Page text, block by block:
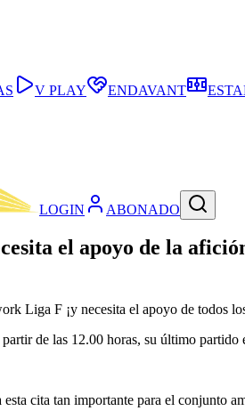
LOGIN ABONADO
V PLAY ENDAVANT
el apoyo de la
Liga F ¡y necesita el apoyo de todos
partir de las 12.00 horas, su último
cita tan importante para el conjunto